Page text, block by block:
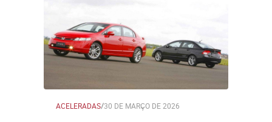
ACELERADAS/30 DE MARÇO DE 2026